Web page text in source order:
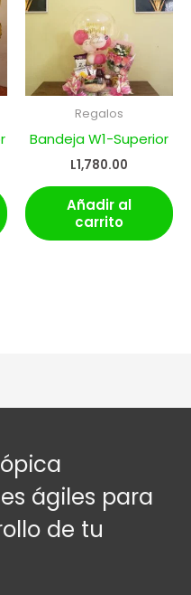
Regalos
Bandeja W1-Superior
L1,780.00
Añadir al
carrito
ágiles para
de tu